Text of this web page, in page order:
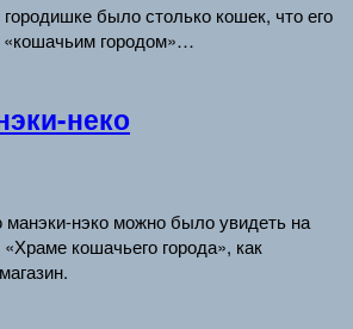
было столько кошек, что его
городом»…
неко
нэко можно было увидеть на
кошачьего города», как